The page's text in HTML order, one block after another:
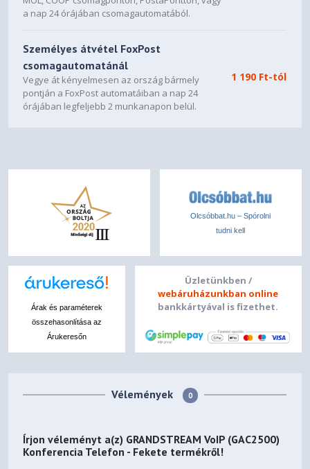
a nap 24 órájában csomagautomatából.
Személyes átvétel FoxPost
csomagautomatánál
Vegye át kényelmesen az ország bármely
pontján a FoxPost automatáiban a nap 24
órájában legfeljebb 2 munkanapon belül.
1 190 Ft-tól
Olcsóbbat.hu – Spórolni
tudni kell
Árak és paraméterek
összehasonlítása az
Árukeresőn
Üzletünkben /
webáruházunkban online
bankkártyával is fizethet.
Vélemények 0
Írjon véleményt a(z) GRANDSTREAM VoIP (GAC2500)
Konferencia Telefon - Fekete termékről!